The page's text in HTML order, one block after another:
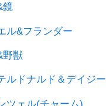
鏡
ル&フランダー
野獣
ルドナルド＆デイジー
ツェル(チャーム)